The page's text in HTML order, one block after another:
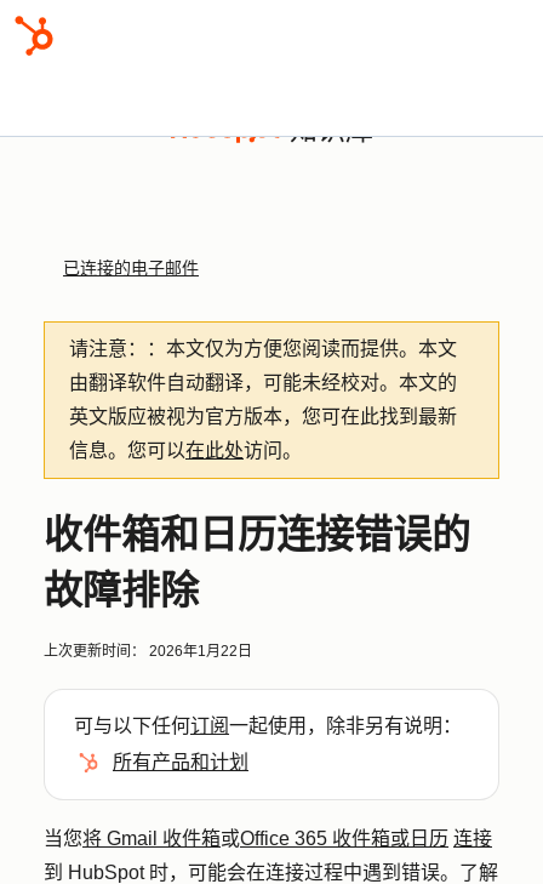
知识库
已连接的电子邮件
请注意： ：本文仅为方便您阅读而提供。 本文
由翻译软件自动翻译，可能未经校对。本文的
英文版应被视为官方版本，您可在此找到最新
信息。您可以在此处访问。
收件箱和日历连接错误的
故障排除
上次更新时间： 2026年1月22日
可与以下任何订阅一起使用，除非另有说明：
所有产品和计划
当您将 Gmail 收件箱或Office 365 收件箱或日历 连接
到 HubSpot 时，可能会在连接过程中遇到错误。了解